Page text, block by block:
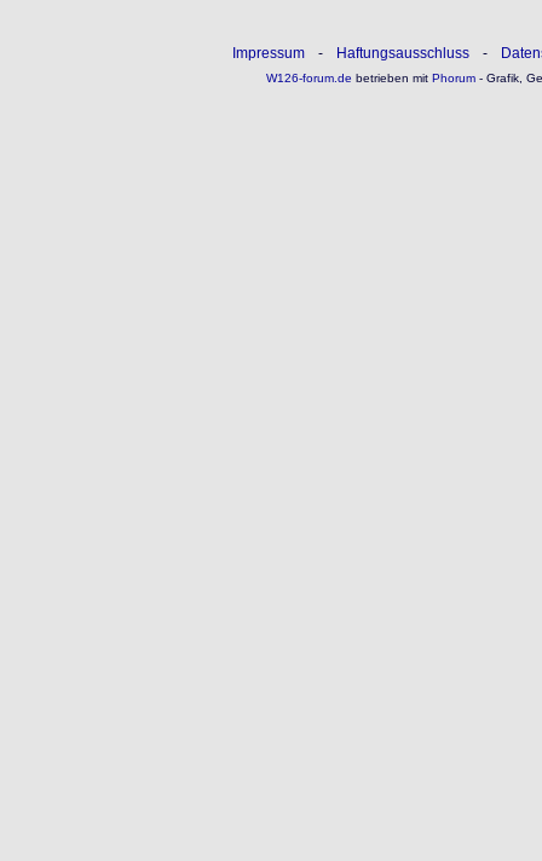
Impressum - Haftungsausschluss -
W126-forum.de betrieben mitPhorum- Grafik,